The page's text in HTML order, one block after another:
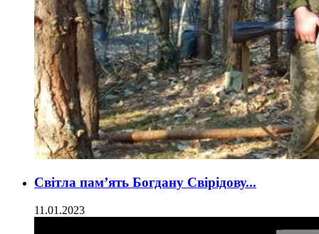
Світла пам’ять Богдану Свірідову...
11.01.2023